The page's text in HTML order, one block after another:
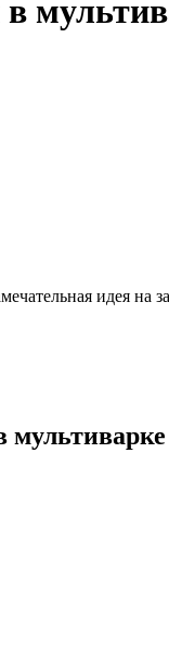
идея на
мультиварке